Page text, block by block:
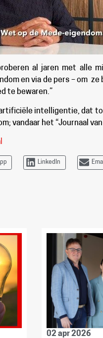
al jaren met alle
en via de pers – om
te bewaren.”
intelligentie, dat
vandaar het “Journaal
LinkedIn Email
02 apr 2026